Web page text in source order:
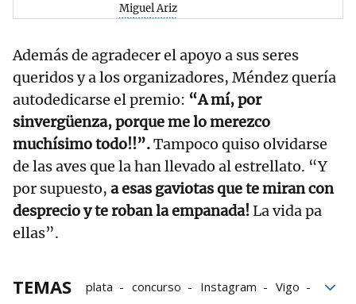
Miguel Ariz
Además de agradecer el apoyo a sus seres
queridos y a los organizadores, Méndez quería
autodedicarse el premio: “A mí, por
sinvergüenza, porque me lo merezco
muchísimo todo!!”.Tampoco quiso olvidarse
de las aves que la han llevado al estrellato. “Y
por supuesto, a esas gaviotas que te miran con
desprecio y te roban la empanada!La vida pa
ellas”.
TEMAS plata concurso Instagram
Vigo